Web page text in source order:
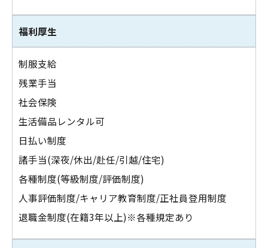
福利厚生
制服支給
残業手当
社会保険
生活備品レンタル可
日払い制度
諸手当(深夜/休出/赴任/引越/住宅)
各種制度(等級制度/評価制度)
人事評価制度/キャリア教育制度/正社員登用制度
退職金制度(在籍3年以上)※各種規定あり